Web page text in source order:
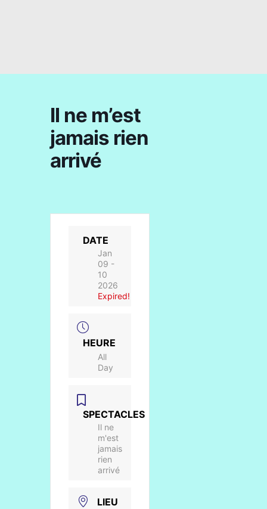
Il ne m’est
jamais rien
arrivé
DATE
Jan
09 -
10
2026
Expired!
HEURE
All
Day
SPECTACLES
Il ne
m'est
jamais
rien
arrivé
LIEU